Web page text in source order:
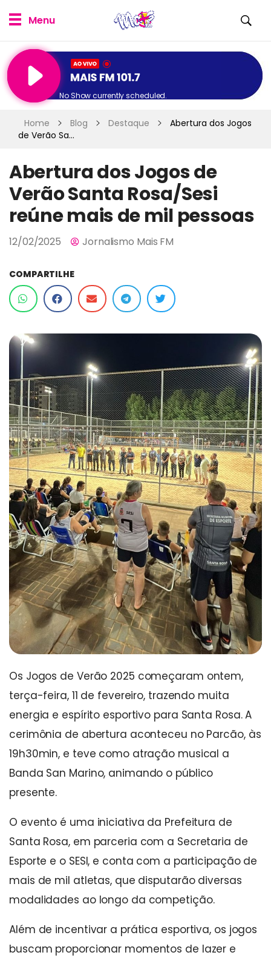
No Show currently scheduled.
Home Blog Destaque
Abertura dos Jogos
de Verão Sa...
Abertura dos Jogos de
Verão Santa Rosa/Sesi
reúne mais de mil pessoas
12/02/2025 Jornalismo Mais FM
COMPARTILHE
Os Jogos de Verão 2025 começaram ontem,
terça-feira, 11 de fevereiro, trazendo muita
energia e espírito esportivo para Santa Rosa. A
cerimônia de abertura aconteceu no Parcão, às
19h30min, e teve como atração musical a
Banda San Marino, animando o público
presente.
O evento é uma iniciativa da Prefeitura de
Santa Rosa, em parceria com a Secretaria de
Esporte e o SESI, e conta com a participação de
mais de mil atletas, que disputarão diversas
modalidades ao longo da competição.
Além de incentivar a prática esportiva, os jogos
buscam proporcionar momentos de lazer e